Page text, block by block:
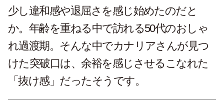
少し違和感や退屈さを感じ始めたのだと
か。年齢を重ねる中で訪れる50代のおしゃ
れ過渡期。そんな中でカナリアさんが見つ
けた突破口は、余裕を感じさせるこなれた
「抜け感」だったそうです。